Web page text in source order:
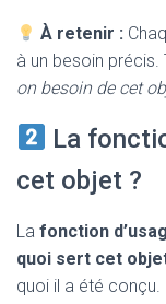
À retenir :
à un besoin
on besoin de cet
La
cet objet ?
La fonction
quoi sert cet
quoi il a été conçu.